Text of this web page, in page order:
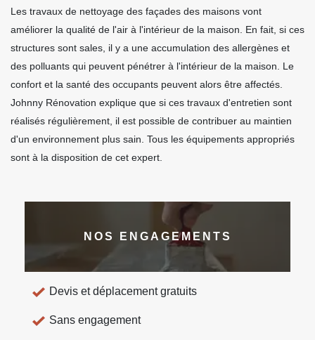
Les travaux de nettoyage des façades des maisons vont
améliorer la qualité de l'air à l'intérieur de la maison. En fait, si ces
structures sont sales, il y a une accumulation des allergènes et
des polluants qui peuvent pénétrer à l'intérieur de la maison. Le
confort et la santé des occupants peuvent alors être affectés.
Johnny Rénovation explique que si ces travaux d'entretien sont
réalisés régulièrement, il est possible de contribuer au maintien
d'un environnement plus sain. Tous les équipements appropriés
sont à la disposition de cet expert.
NOS ENGAGEMENTS
Devis et déplacement gratuits
Sans engagement